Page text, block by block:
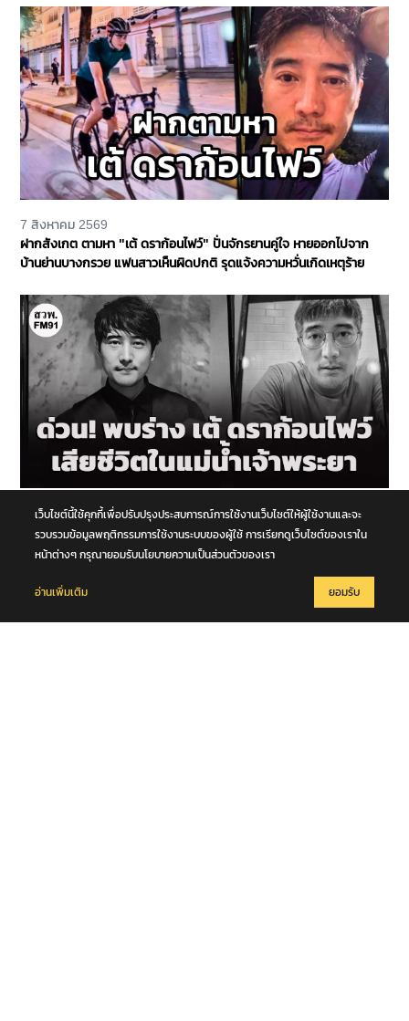
7 สิงหาคม 2569
ฝากสังเกต ตามหา "เต้ ดราก้อนไฟว์" ปั่นจักรยานคู่ใจ หายออกไปจาก
บ้านย่านบางกรวย แฟนสาวเห็นผิดปกติ รุดแจ้งความหวั่นเกิดเหตุร้าย
7 สิงหาคม 2569
สุดเศร้า! พบร่าง "เต้ ดราก้อนไฟว์" เสียชีวิตในแม่น้ำเจ้าพระยา
เว็บไซต์นี้ใช้คุกกี้เพื่อปรับปรุงประสบการณ์การใช้งานเว็บไซต์ให้ผู้ใช้งานและจะ
รวบรวมข้อมูลพฤติกรรมการใช้งานระบบของผู้ใช้ การเรียกดูเว็บไซต์ของเราใน
หน้าต่างๆ กรุณายอมรับนโยบายความเป็นส่วนตัวของเรา
อ่านเพิ่มเติม ยอมรับ